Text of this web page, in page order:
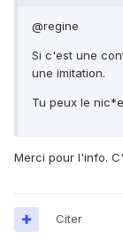
@regine
Si c'est une
une imitation.
Tu peux le
Merci pour l'info.
Citer